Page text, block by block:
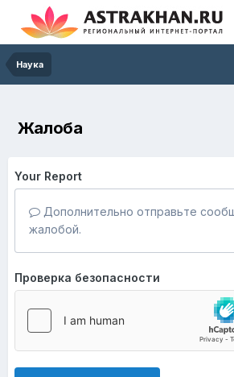
Наука
Жалоба
Your Report
Дополнительно отправьте
жалобой.
Проверка безопасности